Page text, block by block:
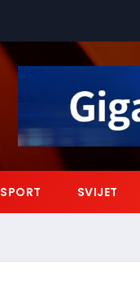
SPORT SVIJET